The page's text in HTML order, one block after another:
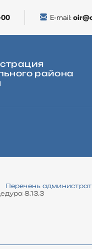
E-mail:
района
Перечень
8.13.3